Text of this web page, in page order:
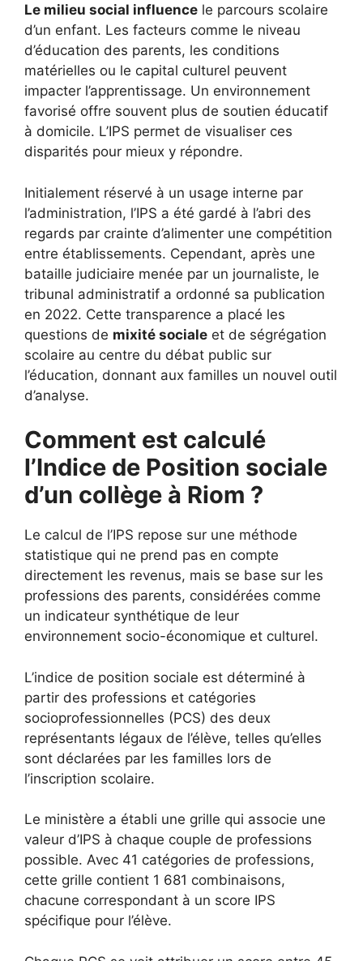
Le milieu social influence le parcours scolaire
d’un enfant. Les facteurs comme le niveau
d’éducation des parents, les conditions
matérielles ou le capital culturel peuvent
impacter l’apprentissage. Un environnement
favorisé offre souvent plus de soutien éducatif
à domicile. L’IPS permet de visualiser ces
disparités pour mieux y répondre.
Initialement réservé à un usage interne par
l’administration, l’IPS a été gardé à l’abri des
regards par crainte d’alimenter une compétition
entre établissements. Cependant, après une
bataille judiciaire menée par un journaliste, le
tribunal administratif a ordonné sa publication
en 2022. Cette transparence a placé les
questions de mixité sociale et de ségrégation
scolaire au centre du débat public sur
l’éducation, donnant aux familles un nouvel outil
d’analyse.
Comment est calculé
l’Indice de Position sociale
d’un collège à Riom ?
Le calcul de l’IPS repose sur une méthode
statistique qui ne prend pas en compte
directement les revenus, mais se base sur les
professions des parents, considérées comme
un indicateur synthétique de leur
environnement socio-économique et culturel.
L’indice de position sociale est déterminé à
partir des professions et catégories
socioprofessionnelles (PCS) des deux
représentants légaux de l’élève, telles qu’elles
sont déclarées par les familles lors de
l’inscription scolaire.
Le ministère a établi une grille qui associe une
valeur d’IPS à chaque couple de professions
possible. Avec 41 catégories de professions,
cette grille contient 1 681 combinaisons,
chacune correspondant à un score IPS
spécifique pour l’élève.